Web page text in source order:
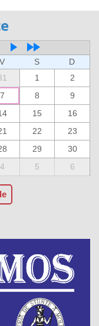
V S
D
1
2
7 8
9
15
16
22
23
29
30
4 5 6